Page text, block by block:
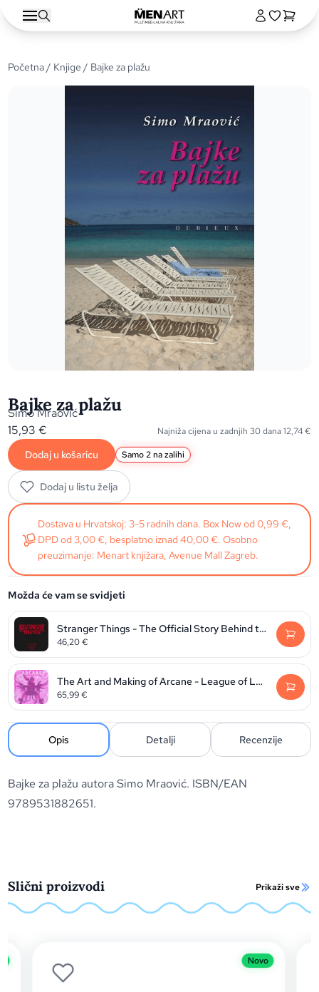
Početna/ Knjige / Bajke za plažu
Bajke za plažu
Simo Mraović
15,93€ Najniža cijena u zadnjih 30 dana12,74€
Dodaj u košaricu Samo 2 na zalihi
Dodaj u listu želja
Dostava u Hrvatskoj: 3-5 radnih dana. Box Now od 0,99 €,
DPD od 3,00 €, besplatno iznad 40,00 €. Osobno
preuzimanje: Menart knjižara, Avenue Mall Zagreb.
Možda će vam se svidjeti
Stranger Things - The Official Story Behind the Legendary Series
46,20€
The Art and Making of Arcane - League of Legends
65,99€
Opis Detalji Recenzije
Bajke za plažu autora Simo Mraović. ISBN/EAN
9789531882651.
Slični proizvodi Prikaži sve
Novo